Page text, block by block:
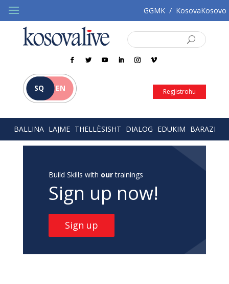
GGMK / KosovaKosovo
SQ EN Regjistrohu
BALLINA LAJME THELLËSISHT DIALOG EDUKIM BARAZI
Build Skills with ourtrainings
Sign up now!
Sign up